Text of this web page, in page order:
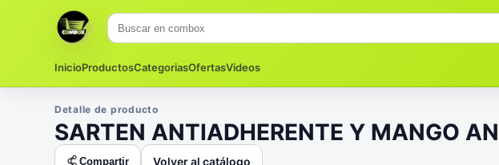
InicioProductosCategoriasOfertasVideos
Detalle de producto
SARTEN ANTIADHERENTE Y MANGO
Compartir Volver al catálogo